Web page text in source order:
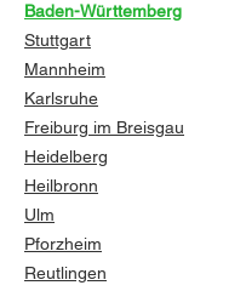
Baden-Württemberg
Stuttgart
Mannheim
Karlsruhe
Freiburg im Breisgau
Heidelberg
Heilbronn
Ulm
Pforzheim
Reutlingen